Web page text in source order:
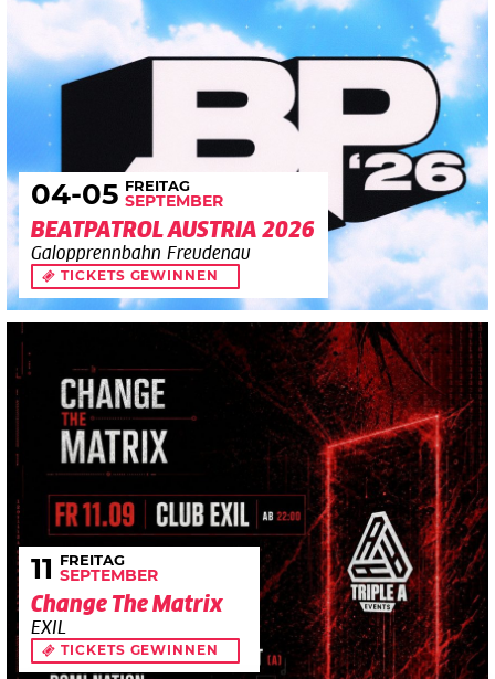
04-05 FREITAG
SEPTEMBER
BEATPATROL AUSTRIA 2026
Galopprennbahn Freudenau
TICKETS GEWINNEN
11 FREITAG
SEPTEMBER
Change The Matrix
EXIL
TICKETS GEWINNEN